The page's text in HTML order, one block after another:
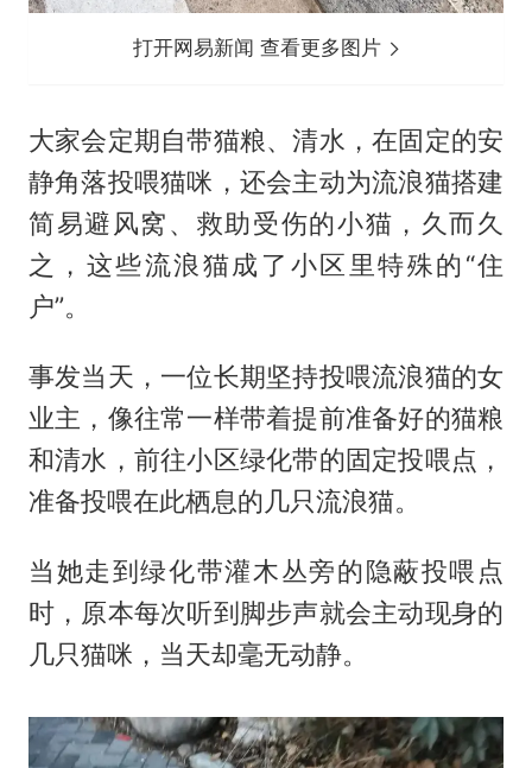
打开网易新闻 查看更多图片
大家会定期自带猫粮、清水，在固定的安
静角落投喂猫咪，还会主动为流浪猫搭建
简易避风窝、救助受伤的小猫，久而久
之，这些流浪猫成了小区里特殊的“住
户”。
事发当天，一位长期坚持投喂流浪猫的女
业主，像往常一样带着提前准备好的猫粮
和清水，前往小区绿化带的固定投喂点，
准备投喂在此栖息的几只流浪猫。
当她走到绿化带灌木丛旁的隐蔽投喂点
时，原本每次听到脚步声就会主动现身的
几只猫咪，当天却毫无动静。